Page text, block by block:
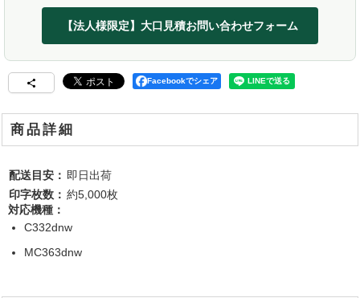
【法人様限定】大口見積お問い合わせフォーム
Facebookでシェア
商品詳細
配送目安： 即日出荷
印字枚数： 約5,000枚
対応機種：
C332dnw
MC363dnw